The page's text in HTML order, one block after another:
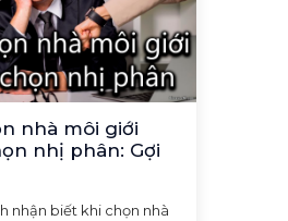
nhà môi giới
nhị phân: Gợi
nhận biết khi chọn nhà